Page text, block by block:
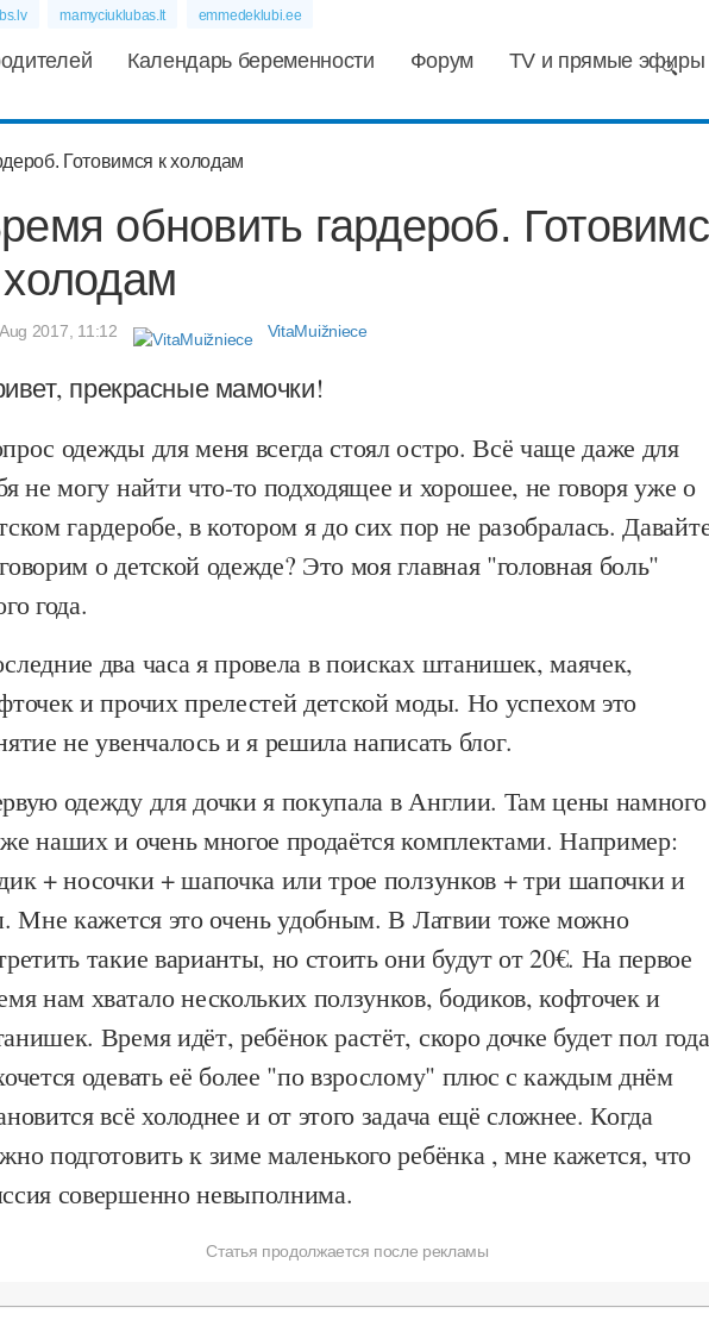
mamyciuklubas.lt emmedeklubi.ee
Календарь беременности Форум TV и прямые эфиры
обновить гардероб.
холодам
2017, 11:12 VitaMuižniece
прекрасные мамочки!
одежды для меня всегда стоял остро. Всё чаще даже для
не могу найти что-то подходящее и хорошее, не говоря уже о
гардеробе, в котором я до сих пор не разобралась.
о детской одежде? Это моя главная "головная боль"
года.
два часа я провела в поисках штанишек, маячек,
и прочих прелестей детской моды. Но успехом это
не увенчалось и я решила написать блог.
одежду для дочки я покупала в Англии. Там цены намного
наших и очень многое продаётся комплектами. Например:
+ носочки + шапочка или трое ползунков + три шапочки и
Мне кажется это очень удобным. В Латвии тоже можно
такие варианты, но стоить они будут от 20€. На первое
нам хватало нескольких ползунков, бодиков, кофточек и
Время идёт, ребёнок растёт, скоро дочке будет пол года
одевать её более "по взрослому" плюс с каждым днём
всё холоднее и от этого задача ещё сложнее. Когда
подготовить к зиме маленького ребёнка , мне кажется, что
совершенно невыполнима.
Статья продолжается после рекламы